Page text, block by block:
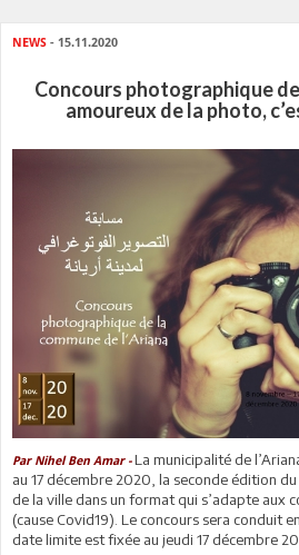
NEWS - 15.11.2020
Concours photographique
amoureux de la photo,
Par Nihel Ben Amar -La municipalité de
au 17 décembre 2020, la seconde édition
de la ville dans un format qui s’adapte aux
(cause Covid19). Le concours sera conduit
date limite est fixée au jeudi 17 décembre